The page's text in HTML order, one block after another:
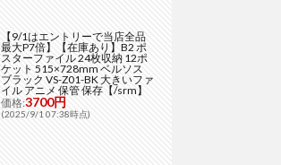
【9/1はエントリーで当店全品
最大P7倍】【在庫あり】B2 ポ
スターファイル 24枚収納 12ポ
ケット 515×728mm ベルソス
ブラック VS-Z01-BK 大きいファ
イル アニメ 保管 保存【/srm】
価格:3700円
(2025/9/1 07:38時点)